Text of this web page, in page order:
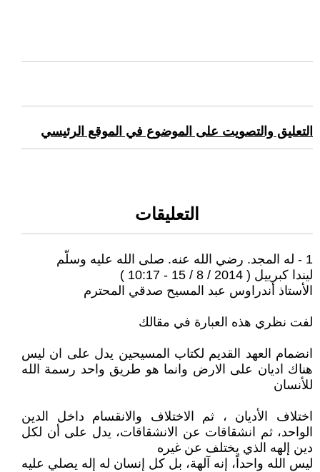
التعليق والتصويت على الموضوع في الموقع الرئيسي
التعليقات
1 - له المجد. رضي الله عنه. صلى الله عليه وسلّم
ليندا كبرييل ( 2014 / 8 / 15 - 10:17 )
الأستاذ أندراوس عبد المسيح صدقي المحترم
لفت نظري هذه العبارة في مقالك
انضمام العهد القديم لكتاب المسيحين يدل على ان ليس
هناك اديان على الارض وانما هو طريق واحد رسمة الله
للأنسان
اختلاف الأديان ، ثم الاختلاف والانقسام داخل الدين
الواحد، ثم انشقاقات عن الانشقاقات، يدل على أن لكل
دين إلهه الذي يختلف عن غيره
ليس الله واحداً، إنه آلهة، بل كل إنسان له إله يصلي عليه